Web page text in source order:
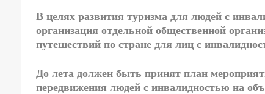
В целях развития туризма для людей с
организация отдельной общественной
путешествий по стране для лиц с
До лета должен быть принят план
передвижения людей с инвалидностью на